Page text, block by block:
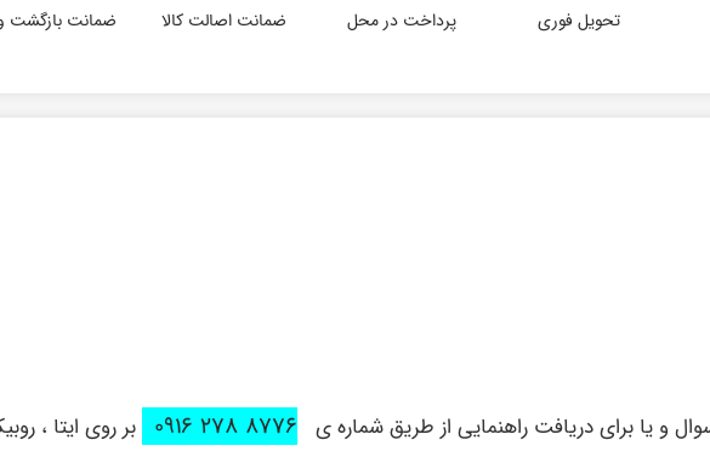
تحویل فوری پرداخت در محل ضمانت اصالت کالا ضمانت بازگشت
و یا برای دریافت راهنمایی از طریق شماره ی ۸۷۷۶ ۲۷۸ ۰۹۱۶ بر روی ایتا ،